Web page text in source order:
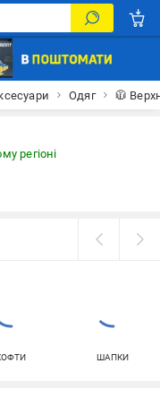
Одяг 🧥
регіоні
ШАПКИ